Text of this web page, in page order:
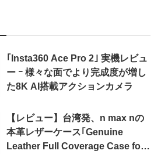
｢Insta360 Ace Pro 2｣ 実機レビュ
ー ｰ 様々な面でより完成度が増し
た8K AI搭載アクションカメラ
【レビュー】台湾発、n max nの
本革レザーケース｢Genuine
Leather Full Coverage Case for